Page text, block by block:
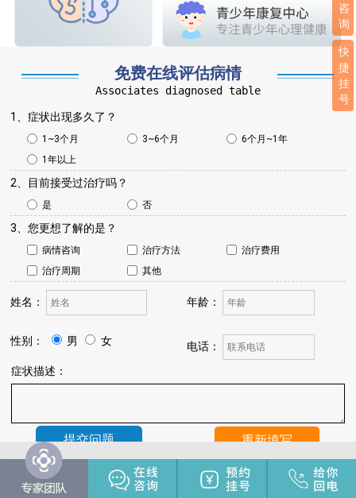
免费在线评估病情
Associates diagnosed table
1、症状出现多久了？
1~3个月 3~6个月
6个月~1年
1年以上
2、目前接受过治疗吗？
是 否
3、您更想了解的是？
病情咨询 治疗方法
治疗费用
治疗周期
其他
姓名： 年龄：
性别： 男 女
电话：
症状描述：
温馨提示：
我院将于24小时内与您联系，请保持手机畅通，注
意来电。
咨
询
快
捷
挂
号